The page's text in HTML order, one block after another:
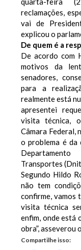
reclamações,
vai de
explicou o
De quem é a
De acordo com
motivos da
senadores,
para a
realmente está
apresentei
visita técnica,
Câmara Federal,
o problema é
Transportes
Segundo Hildo
não tem
confirme, vamos
visita técnica
enfim, onde está
obra”, asseverou
Compartilhe isso: